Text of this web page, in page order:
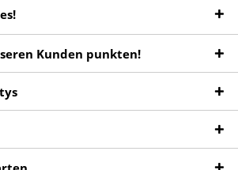
Kunden punkten!